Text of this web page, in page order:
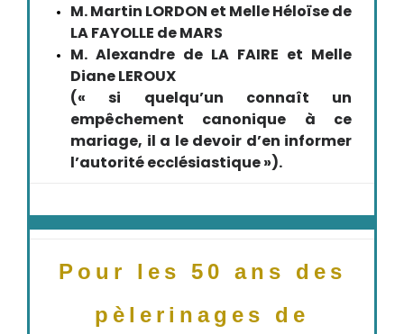
M. Martin LORDON et Melle Héloïse de
LA FAYOLLE de MARS
M. Alexandre de LA FAIRE et Melle
Diane LEROUX
(« si quelqu’un connaît un
empêchement canonique à ce
mariage, il a le devoir d’en informer
l’autorité ecclésiastique »).
Pour les 50 ans des
pèlerinages de